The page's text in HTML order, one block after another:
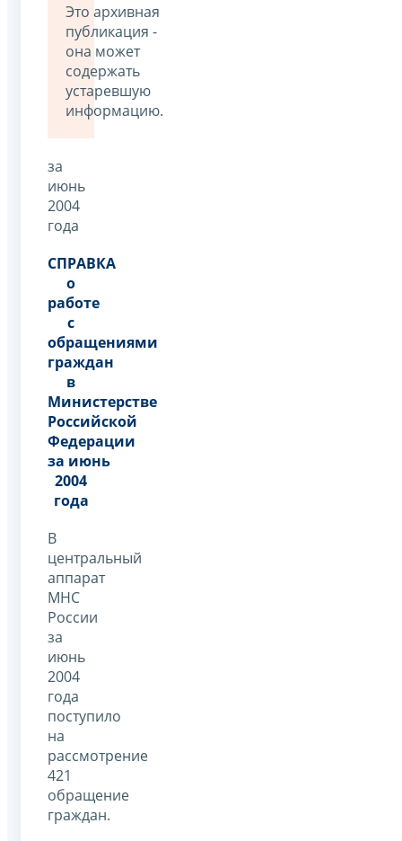
Это архивная
публикация -
она может
содержать
устаревшую
информацию.
за
июнь
2004
года
СПРАВКА
о
работе
с
обращениями
граждан
в
Министерстве
Российской
Федерации
за июнь
2004
года
В
центральный
аппарат
МНС
России
за
июнь
2004
года
поступило
на
рассмотрение
421
обращение
граждан.